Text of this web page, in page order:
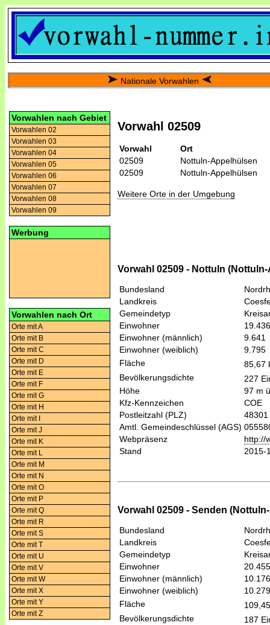
Nationale Vorwahlen
Vorwahlen nach Gebiet
Vorwahlen 02
Vorwahlen 03
Vorwahlen 04
Vorwahlen 05
Vorwahlen 06
Vorwahlen 07
Vorwahlen 08
Vorwahlen 09
Werbung
Vorwahlen nach Ort
Orte mit A
Orte mit B
Orte mit C
Orte mit D
Orte mit E
Orte mit F
Orte mit G
Orte mit H
Orte mit I
Orte mit J
Orte mit K
Orte mit L
Orte mit M
Orte mit N
Orte mit O
Orte mit P
Orte mit Q
Orte mit R
Orte mit S
Orte mit T
Orte mit U
Orte mit V
Orte mit W
Orte mit X
Orte mit Y
Orte mit Z
Vorwahl 02509
Vorwahl
Ort
02509
Nottuln-Appelhülsen
02509
Nottuln-Appelhülsen
Weitere Orte in der Umgebung
Vorwahl 02509 - Nottuln
Bundesland
Landkreis
Gemeindetyp
Einwohner
19.436
Einwohner (männlich)
9.641
Einwohner (weiblich)
9.795
Fläche
85,67
Bevölkerungsdichte
227
Höhe
97 m
Kfz-Kennzeichen
COE
Postleitzahl (PLZ)
48301
Amtl. Gemeindeschlüssel (AGS)
Webpräsenz
http://
Stand
2015-
Vorwahl 02509 - Senden
Bundesland
Landkreis
Gemeindetyp
Einwohner
20.455
Einwohner (männlich)
10.176
Einwohner (weiblich)
10.279
Fläche
Bevölkerungsdichte
187